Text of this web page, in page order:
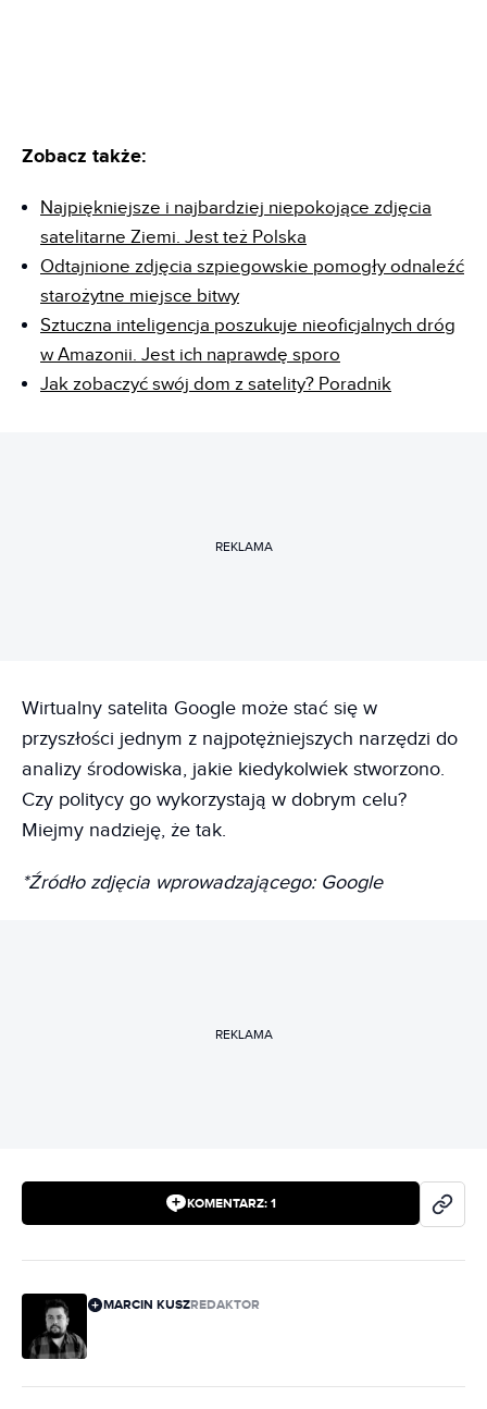
Zobacz także:
Najpiękniejsze i najbardziej niepokojące zdjęcia
satelitarne Ziemi. Jest też Polska
Odtajnione zdjęcia szpiegowskie pomogły odnaleźć
starożytne miejsce bitwy
Sztuczna inteligencja poszukuje nieoficjalnych dróg
w Amazonii. Jest ich naprawdę sporo
Jak zobaczyć swój dom z satelity? Poradnik
REKLAMA
Wirtualny satelita Google może stać się w
przyszłości jednym z najpotężniejszych narzędzi do
analizy środowiska, jakie kiedykolwiek stworzono.
Czy politycy go wykorzystają w dobrym celu?
Miejmy nadzieję, że tak.
*Źródło zdjęcia wprowadzającego: Google
REKLAMA
KOMENTARZ: 1
MARCIN KUSZREDAKTOR